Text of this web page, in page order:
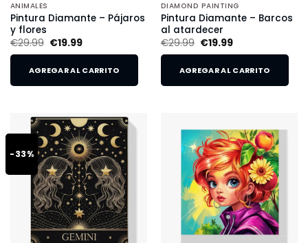
ANIMALES
Pintura Diamante – Pájaros
y flores
€29.99 €19.99
AGREGAR AL CARRITO
DIAMOND PAINTING
Pintura Diamante – Barcos
al atardecer
€29.99 €19.99
AGREGAR AL CARRITO
-33%